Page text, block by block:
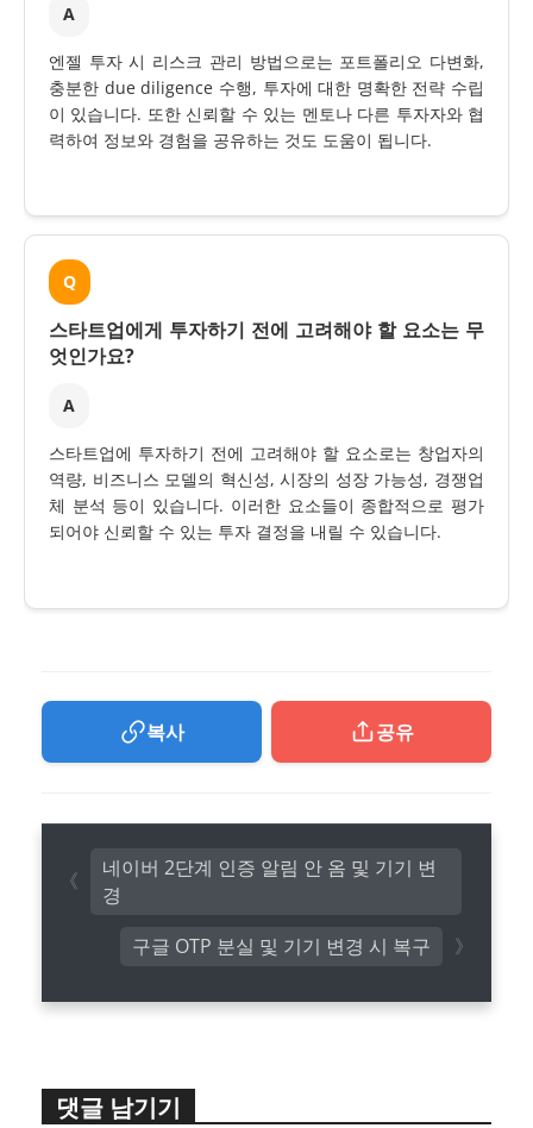
A
엔젤 투자 시 리스크 관리 방법으로는 포트폴리오 다변화,
충분한 due diligence 수행, 투자에 대한 명확한 전략 수립
이 있습니다. 또한 신뢰할 수 있는 멘토나 다른 투자자와 협
력하여 정보와 경험을 공유하는 것도 도움이 됩니다.
Q
스타트업에게 투자하기 전에 고려해야 할 요소는 무
엇인가요?
A
스타트업에 투자하기 전에 고려해야 할 요소로는 창업자의
역량, 비즈니스 모델의 혁신성, 시장의 성장 가능성, 경쟁업
체 분석 등이 있습니다. 이러한 요소들이 종합적으로 평가
되어야 신뢰할 수 있는 투자 결정을 내릴 수 있습니다.
복사 공유
구글 OTP 분실 및 기기 변경 시 복구
네이버 2단계 인증 알림 안 옴 및 기기 변
경
댓글 남기기